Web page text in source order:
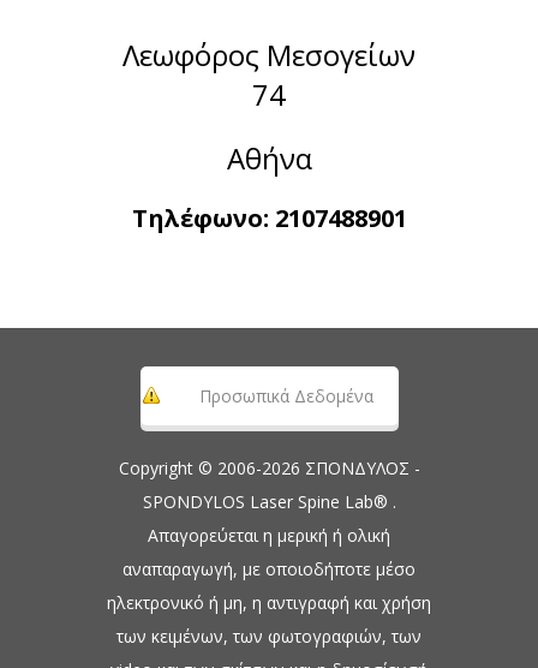
Λεωφόρος Μεσογείων
74
Αθήνα
Τηλέφωνο: 2107488901
Προσωπικά Δεδομένα
Copyright © 2006-2026 ΣΠΟΝΔΥΛΟΣ -
SPONDYLOS Laser Spine Lab® .
Απαγορεύεται η μερική ή ολική
αναπαραγωγή, με οποιοδήποτε μέσο
ηλεκτρονικό ή μη, η αντιγραφή και χρήση
των κειμένων, των φωτογραφιών, των